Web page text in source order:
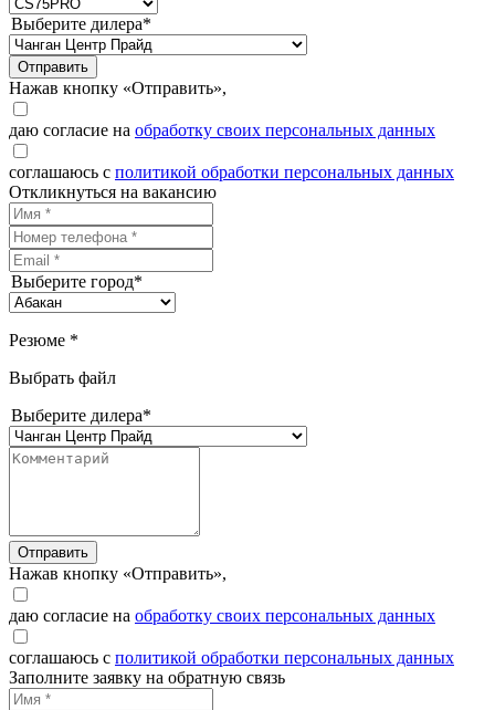
Выберите дилера*
Отправить
Нажав кнопку «Отправить»,
даю согласие на обработку своих персональных данных
соглашаюсь с политикой обработки персональных данных
Откликнуться на вакансию
Выберите город*
Резюме *
Выбрать файл
Выберите дилера*
Отправить
Нажав кнопку «Отправить»,
даю согласие на обработку своих персональных данных
соглашаюсь с политикой обработки персональных данных
Заполните заявку на обратную связь